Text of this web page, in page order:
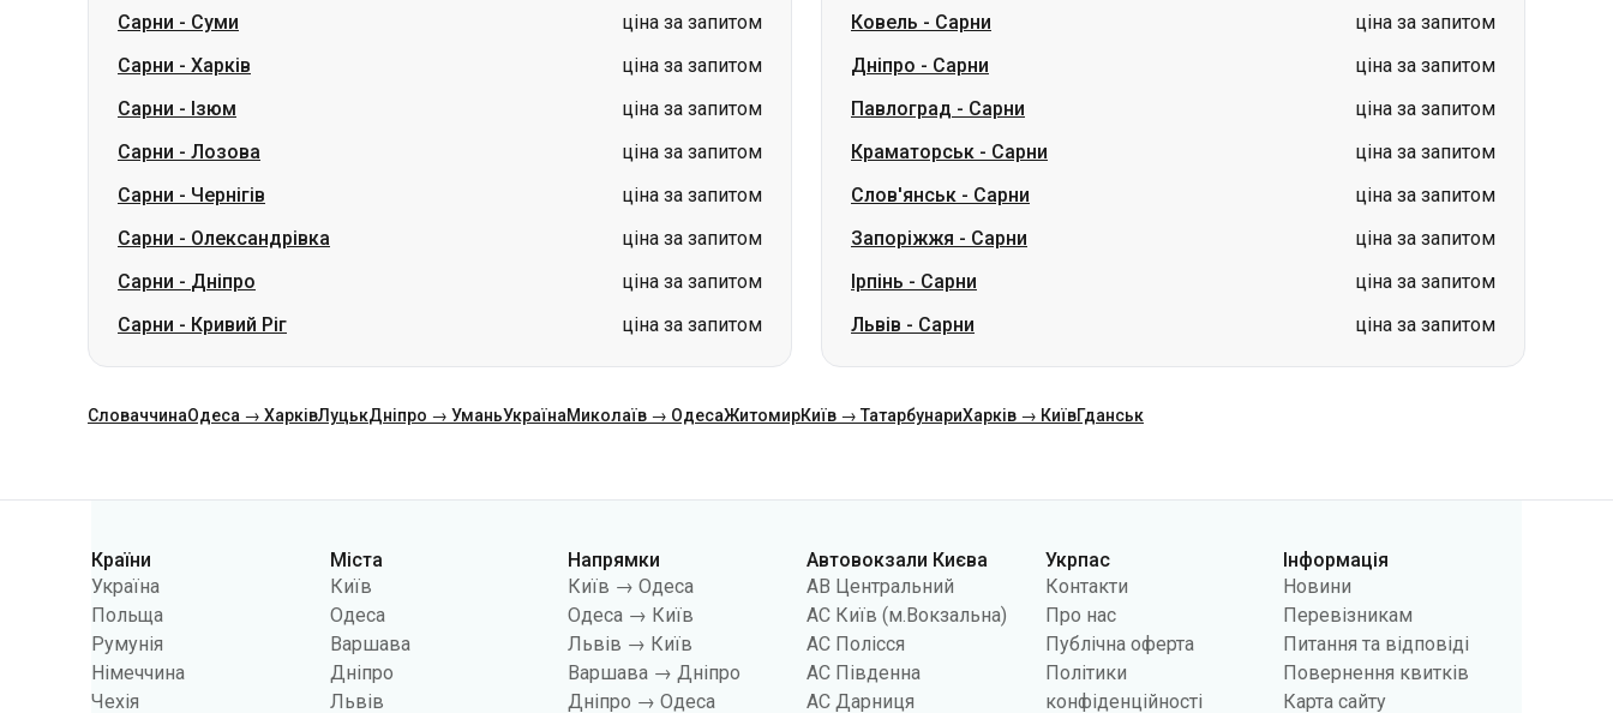
Сарни - Суми
ціна за запитом
Сарни - Харків
ціна за запитом
Сарни - Ізюм
ціна за запитом
Сарни - Лозова
ціна за запитом
Сарни - Чернігів
ціна за запитом
Сарни - Олександрівка
ціна за запитом
Сарни - Дніпро
ціна за запитом
Сарни - Кривий Ріг ціна за запитом
Ковель - Сарни
ціна за запитом
Дніпро - Сарни
ціна за запитом
Павлоград - Сарни
ціна за запитом
Краматорськ - Сарни
ціна за запитом
Слов'янськ - Сарни
ціна за запитом
Запоріжжя - Сарни
ціна за запитом
Ірпінь - Сарни
ціна за запитом
Львів - Сарни ціна за запитом
СловаччинаОдеса → ХарківЛуцькДніпро → УманьУкраїнаМиколаїв → ОдесаЖитомирКиїв → ТатарбунариХарків → КиївГданськ
Категорії
Країни
Україна
Польща
Румунія
Німеччина
Чехія
Міста
Київ
Одеса
Варшава
Дніпро
Львів
Напрямки
Київ → Одеса
Одеса → Київ
Львів → Київ
Варшава → Дніпро
Дніпро → Одеса
Автовокзали Києва
АВ Центральний
АС Київ (м.Вокзальна)
АС Полісся
АС Південна
АС Дарниця
Укрпас
Контакти
Про нас
Публічна оферта
Політики
конфіденційності
Інформація
Новини
Перевізникам
Питання та відповіді
Повернення квитків
Карта сайту